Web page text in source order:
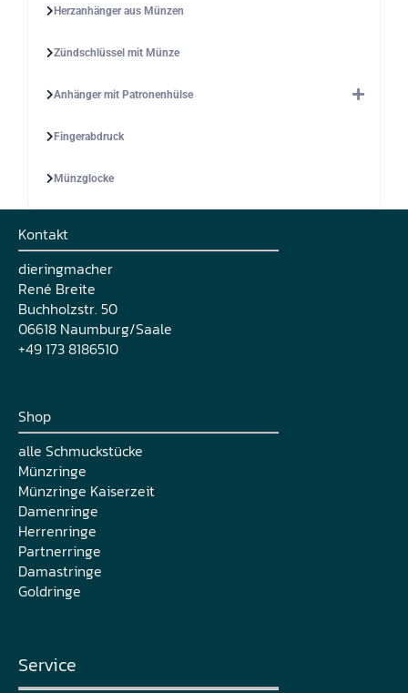
Herzanhänger aus Münzen
Zündschlüssel mit Münze
Anhänger mit Patronenhülse
Fingerabdruck
Münzglocke
Kontakt
dieringmacher
René Breite
Buchholzstr. 50
06618 Naumburg/Saale
+49 173 8186510
Shop
alle Schmuckstücke
Münzringe
Münzringe Kaiserzeit
Damenringe
Herrenringe
Partnerringe
Damastringe
Goldringe
Service